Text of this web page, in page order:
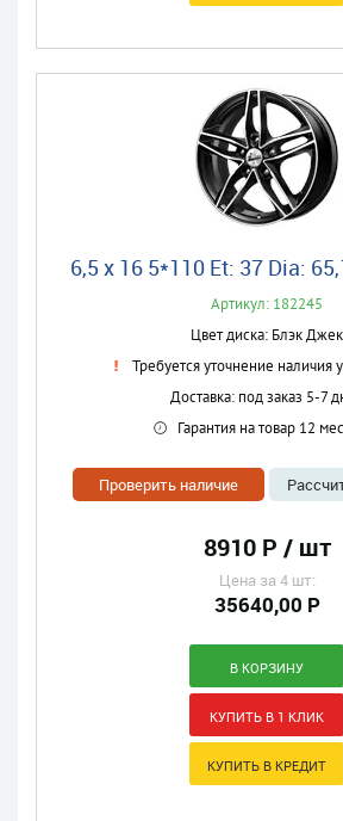
6,5 x 16 5*110 Et: 37 Dia:
Артикул: 182245
Цвет диска: Блэк Джек
Требуется уточнение наличия
Доставка: под заказ 5-7
Гарантия на товар 12
Проверить наличие
8910 Р / шт
Цена за 4 шт:
35640,00 Р